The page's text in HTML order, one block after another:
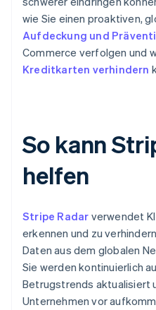
wie Sie einen proaktiven,
Aufdeckung und
Commerce verfolgen und
Kreditkarten verhindern
So kann
helfen
Stripe Radar verwendet
erkennen und zu
Daten aus dem globalen
Sie werden kontinuierlich
Betrugstrends aktualisiert
Unternehmen vor